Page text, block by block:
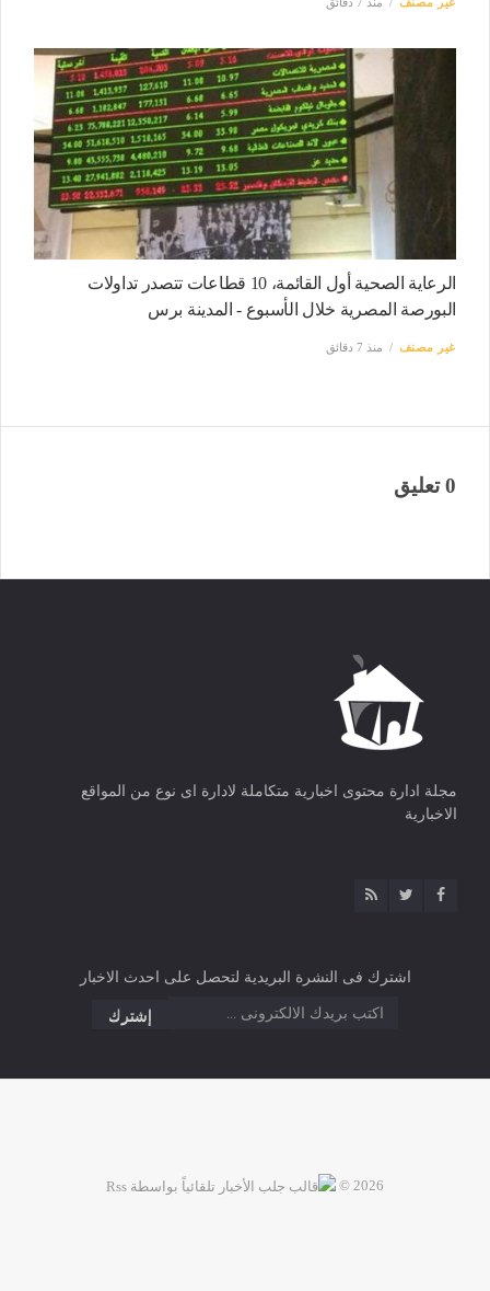
الرعاية الصحية أول القائمة، 10 قطاعات تتصدر تداولات
البورصة المصرية خلال الأسبوع - المدينة برس
غير مصنف منذ 7 دقائق
0 تعليق
مجلة ادارة محتوى اخبارية متكاملة لادارة اى نوع من المواقع
الاخبارية
اشترك فى النشرة البريدية لتحصل على احدث الاخبار
2026 ©